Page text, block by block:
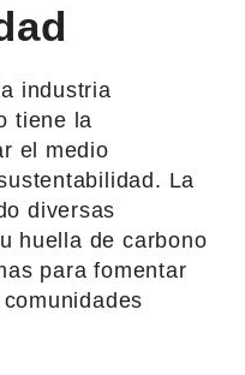
industria
tiene la
el medio
La
diversas
huella de carbono
para fomentar